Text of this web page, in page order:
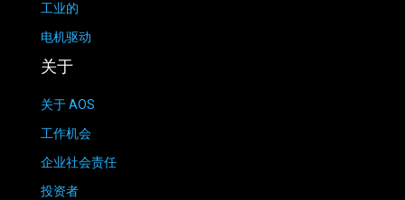
工业的
电机驱动
关于
关于 AOS
工作机会
企业社会责任
投资者